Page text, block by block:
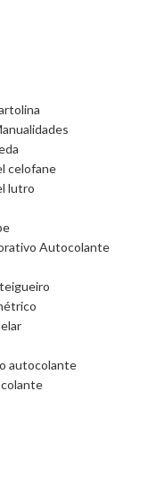
celofane
lutro
Autocolante
autocolante